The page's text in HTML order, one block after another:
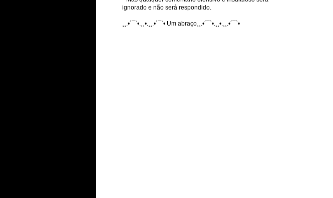
ignorado e não será respondido.
¸¸.•´¯`•.¸¸•.¸¸.•´¯`• Um abraço¸¸.•´¯`•.¸¸•.¸¸.•´¯`•